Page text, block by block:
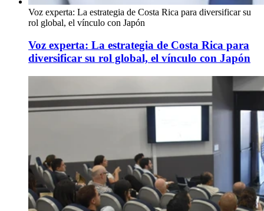
Voz experta: La estrategia de Costa Rica para diversificar su
rol global, el vínculo con Japón
Voz experta: La estrategia de Costa Rica para
diversificar su rol global, el vínculo con Japón